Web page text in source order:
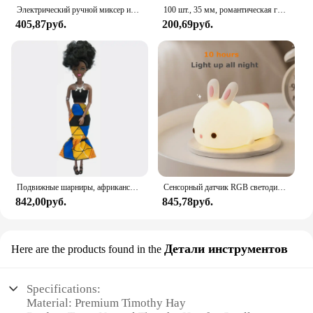
405,87руб.
100 шт., 35 мм, романтическая губка, атласная ткань, лепестки в форме сердца, свадебные конфетти, настольная кровать, лепестки в форме сердца, свадебное украшение на день Святого Валентина
200,69руб.
Подвижные шарниры, африканская черная кукла для американских кукол, аксессуары, тело Nudy с одеждой для Барби, игрушка для девочки, ролевая детская игрушка, подарок
842,00руб.
Сенсорный датчик RGB светодиодный ночник с кроликом, 16 цветов, USB перезаряжаемая силиконовая лампа в виде кролика для детей, детские игрушки, подарок на фестиваль
845,78руб.
Here are the products found in the Детали инструментов
Specifications:
Material: Premium Timothy Hay